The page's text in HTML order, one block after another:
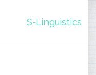
S-Linguistics